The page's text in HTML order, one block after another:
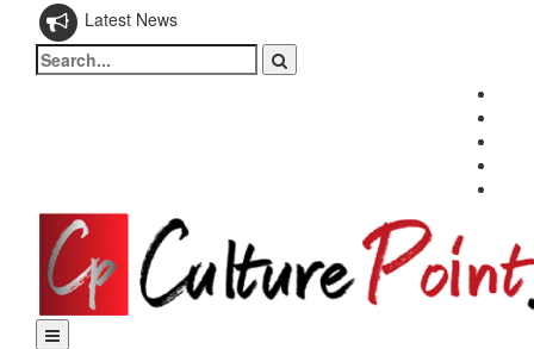
Latest News
Search
for: